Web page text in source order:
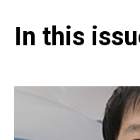
In this